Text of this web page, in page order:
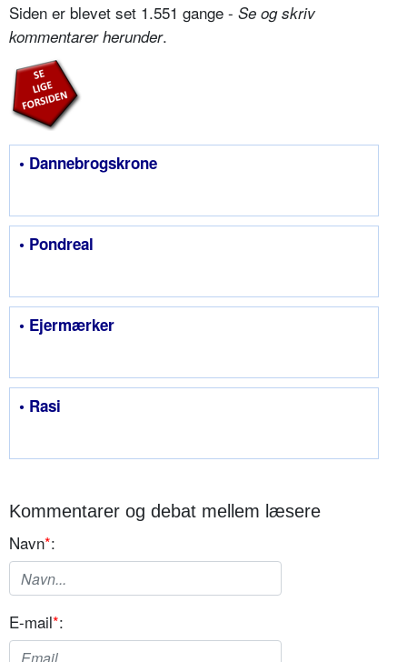
Siden er blevet set 1.551 gange - Se og skriv
kommentarer herunder.
• Dannebrogskrone
• Pondreal
• Ejermærker
• Rasi
Kommentarer og debat mellem læsere
Navn*:
E-mail*: